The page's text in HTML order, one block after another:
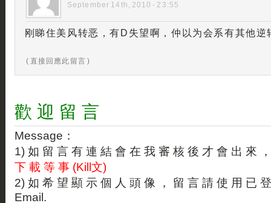
September 14th, 2010 - 23:55
刚睇住美风转恶，有D失望啊，仲以为会系有其他
( 直接回應此留言 )
歡 迎 留 言
Message：
1) 如 留 言 有 連 結 會 在 我 審 核 後 才 會 出 來
下 載 等 事 (Kill文)
2) 如 希 望 顯 示 個 人 頭 像 ， 留 言 請 使 用 已
Email.